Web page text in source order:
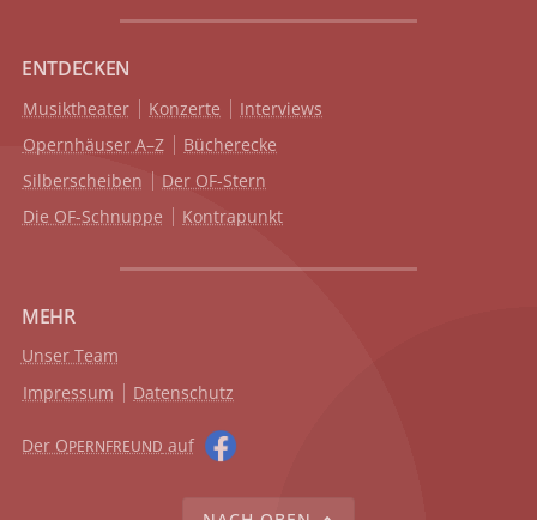
ENTDECKEN
Musiktheater Konzerte
Interviews
Opernhäuser A–Z
Bücherecke
Silberscheiben
Der OF-Stern
Die OF-Schnuppe
Kontrapunkt
MEHR
Unser Team
Impressum
Datenschutz
Der OPERNFREUND auf